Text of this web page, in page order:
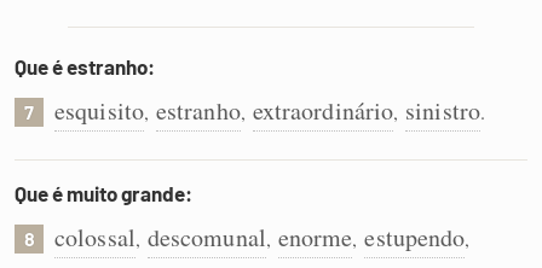
Que é estranho:
7 esquisito, estranho, extraordinário, sinistro.
Que é muito grande:
8 colossal, descomunal, enorme, estupendo,